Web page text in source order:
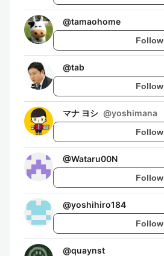
@tamaohome
Follow
@tab
Follow
マナ ヨシ @yoshimana
Follow
@Wataru00N
Follow
@yoshihiro184
Follow
@quaynst